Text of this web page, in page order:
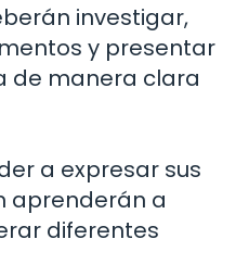
investigar,
y presentar
de manera clara
a expresar sus
aprenderán a
diferentes